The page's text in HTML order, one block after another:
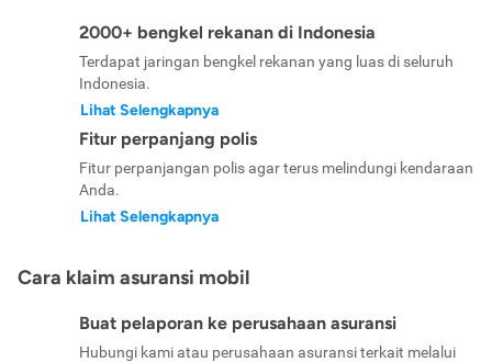
2000+ bengkel rekanan di Indonesia
Terdapat jaringan bengkel rekanan yang luas di seluruh
Indonesia.
Lihat Selengkapnya
Fitur perpanjang polis
Fitur perpanjangan polis agar terus melindungi kendaraan
Anda.
Lihat Selengkapnya
Cara klaim asuransi mobil
Buat pelaporan ke perusahaan asuransi
Hubungi kami atau perusahaan asuransi terkait melalui